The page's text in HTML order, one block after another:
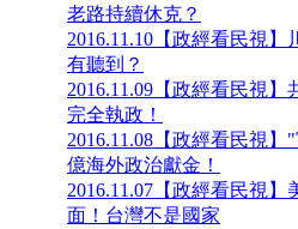
老路持續休克？
2016.11.10【政經看民視
有聽到？
2016.11.09【政經看民視
完全執政！
2016.11.08【政經看民視
億海外政治獻金！
2016.11.07【政經看民視
面！台灣不是國家